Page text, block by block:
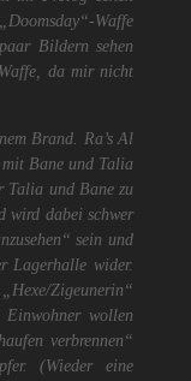
Waffe
Bildern sehen
da mir nicht
Brand. Ra’s Al
mit Bane und Talia
Talia und Bane zu
wird dabei schwer
sein und
Lagerhalle wider.
Zigeunerin“
Einwohner wollen
verbrennen“
(Wieder eine